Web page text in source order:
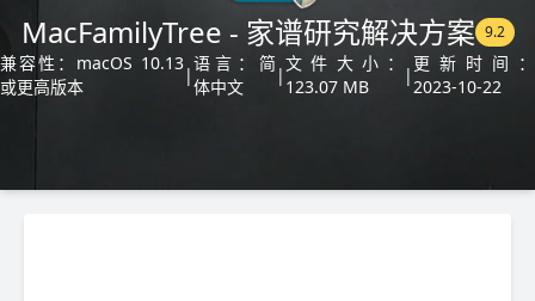
MacFamilyTree - 家谱研究解决方案 9.2
兼容性：macOS 10.13
或更高版本
|
语言：简
体中文
|
文件大小：
123.07 MB
|
更新时间：
2023-10-22